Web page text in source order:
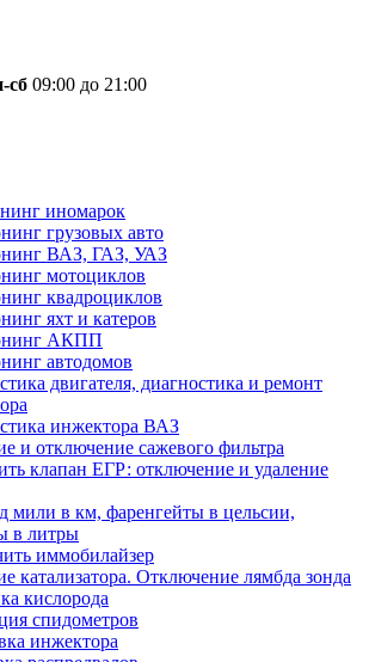
сб 09:00 до 21:00
иномарок
грузовых авто
ВАЗ, ГАЗ, УАЗ
мотоциклов
квадроциклов
яхт и катеров
АКПП
автодомов
двигателя, диагностика и ремонт
инжектора ВАЗ
и отключение сажевого фильтра
клапан ЕГР: отключение и удаление
мили в км, фаренгейты в цельсии,
в литры
иммобилайзер
катализатора. Отключение лямбда зонда
кислорода
спидометров
инжектора